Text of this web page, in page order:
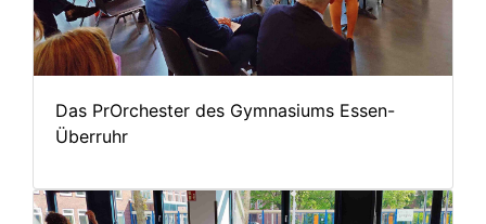
Das PrOrchester des Gymnasiums Essen-
Überruhr